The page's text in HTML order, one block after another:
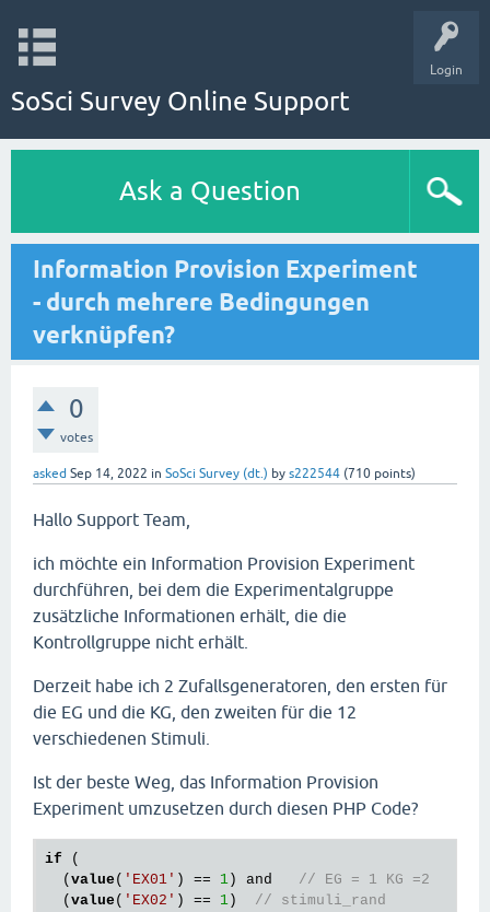
Login
SoSci Survey Online Support
Ask a Question
Information Provision Experiment
- durch mehrere Bedingungen
verknüpfen?
0
votes
asked Sep 14, 2022 in SoSci Survey (dt.) by s222544 (710 points)
Hallo Support Team,
ich möchte ein Information Provision Experiment
durchführen, bei dem die Experimentalgruppe
zusätzliche Informationen erhält, die die
Kontrollgruppe nicht erhält.
Derzeit habe ich 2 Zufallsgeneratoren, den ersten für
die EG und die KG, den zweiten für die 12
verschiedenen Stimuli.
Ist der beste Weg, das Information Provision
Experiment umzusetzen durch diesen PHP Code?
if (
  (
value ( 'EX01' ) == 1 ) and // EG = 1 KG =2
  (
value ( 'EX02' ) == 1 ) // stimuli_rand